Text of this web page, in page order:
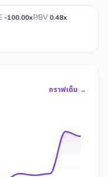
-100.00xP/BV 0.48x
กราฟเต็ม →